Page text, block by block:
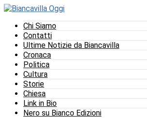
Chi Siamo
Contatti
Ultime Notizie da Biancavilla
Cronaca
Politica
Cultura
Storie
Chiesa
Link in Bio
Nero su Bianco Edizioni